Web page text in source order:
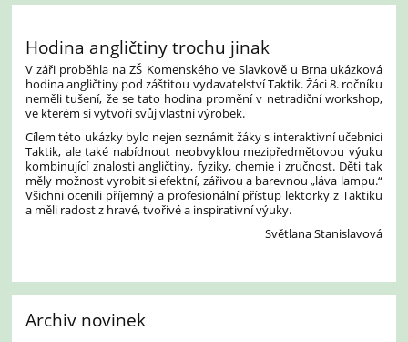
Hodina angličtiny trochu jinak
V záři proběhla na ZŠ Komenského ve Slavkově u Brna ukázková
hodina angličtiny pod záštitou vydavatelství Taktik. Žáci 8. ročníku
neměli tušení, že se tato hodina promění v netradiční workshop,
ve kterém si vytvoří svůj vlastní výrobek.
Cílem této ukázky bylo nejen seznámit žáky s interaktivní učebnicí
Taktik, ale také nabídnout neobvyklou mezipředmětovou výuku
kombinující znalosti angličtiny, fyziky, chemie i zručnost. Děti tak
měly možnost vyrobit si efektní, zářivou a barevnou „láva lampu.“
Všichni ocenili příjemný a profesionální přístup lektorky z Taktiku
a měli radost z hravé, tvořivé a inspirativní výuky.
Světlana Stanislavová
Archiv novinek